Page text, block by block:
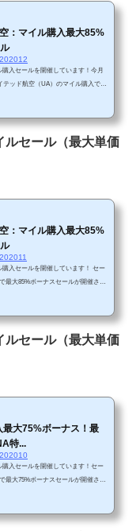
：マイル購入最大85%
入セールを開催しています！今月
ッド航空（UA）のマイル購入で最
生じてしまったら、以下の方法を試
ナス割合が変わります。・3,000～1
ルセール（最大単価
：マイル購入最大85%
入セールを開催しています！ セー
最大85%ボーナスセールが開催され
繰り返し行われました」というエ
みて下さい。 単価購入マイルによっ
ルセール（最大単価
大75%ボーナス！最
特...
入セールを開催しています！セー
最大75%ボーナスセールが開催され
った方が良いかと思われます。 Ch